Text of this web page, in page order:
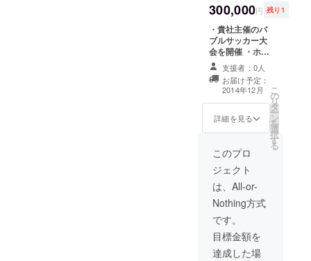
セージをお送り
します ・バブル
サッカー写真
データをお送り
します ・1年間
Facebookペー
ジにて「協賛企
業」として名前
300,000円 残り1
・貴社主催のバ
ブルサッカー大
会を開催 ・ホー
ムページに1年間
バナー掲載 ・貴
社ロゴコラボオ
リジナルロゴ入
りマグカップ30
個 ・オリジナル
セージをお送り
サッカー写真
データをお送り
します ・1年間
Facebookペー
ジにて「協賛企
業」として名前
掲載
支援者：0人
お届け予定：
2014年12月
詳細を見る
こ
の
リ
タ
ー
ン
を
選
択
す
る
このプロ
ジェクト
は、All-or-
Nothing方式
です。
目標金額を
達成した場